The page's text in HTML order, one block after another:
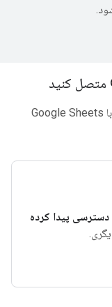
از REST APIهای زیر برای تعامل برنامه‌نویسی با Google Sheets
پیدا کرده